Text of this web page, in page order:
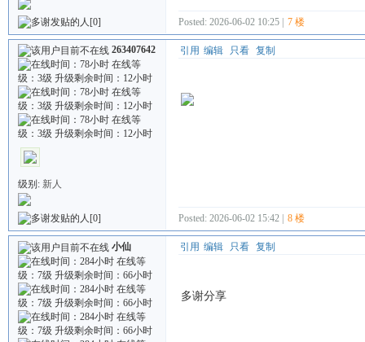
[0] Posted: 2026-06-02 10:25 | 7 楼
263407642
级别: 新人
[0]
引用 编辑 只看 复制
Posted: 2026-06-02 15:42 | 8 楼
小仙 引用 编辑 只看 复制
多谢分享